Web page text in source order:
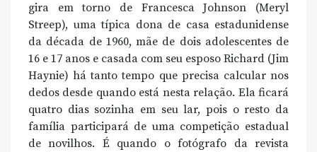
gira em torno de Francesca Johnson (Meryl
Streep), uma típica dona de casa estadunidense
da década de 1960, mãe de dois adolescentes de
16 e 17 anos e casada com seu esposo Richard (Jim
Haynie) há tanto tempo que precisa calcular nos
dedos desde quando está nesta relação. Ela ficará
quatro dias sozinha em seu lar, pois o resto da
família participará de uma competição estadual
de novilhos. É quando o fotógrafo da revista